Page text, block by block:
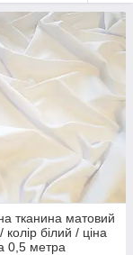
тканина матовий
білий / ціна
0,5 метра